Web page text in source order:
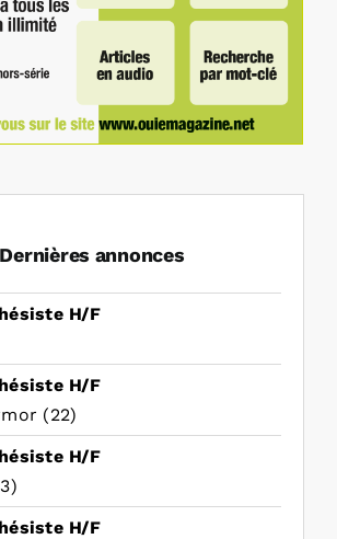
Dernières annonces
H/F
H/F
(22)
H/F
H/F